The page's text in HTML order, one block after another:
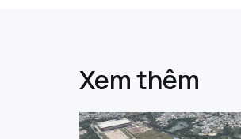
Xem thêm